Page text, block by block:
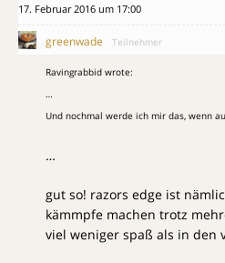
17. Februar 2016 um 17:00
greenwade Teilnehmer
Ravingrabbid wrote:
Und nochmal werde ich mir das, wenn
…
gut so! razors edge ist
kämmpfe machen trotz
viel weniger spaß als in den